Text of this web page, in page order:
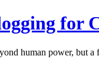
for
human power, but